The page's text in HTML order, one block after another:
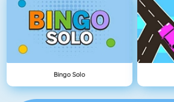
Bingo Solo